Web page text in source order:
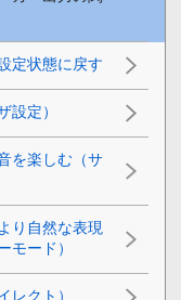
定状態に戻す
設定）
を楽しむ（サ
り自然な表現
モード）
レクト ）